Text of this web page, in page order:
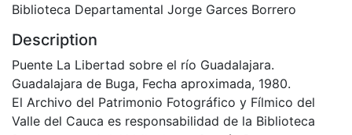
Biblioteca Departamental Jorge Garces Borrero
Description
Puente La Libertad sobre el río Guadalajara.
Guadalajara de Buga, Fecha aproximada, 1980.
El Archivo del Patrimonio Fotográfico y Fílmico del
Valle del Cauca es responsabilidad de la Biblioteca